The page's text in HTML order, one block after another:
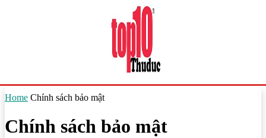
Home Chính sách bảo mật
Chính sách bảo mật